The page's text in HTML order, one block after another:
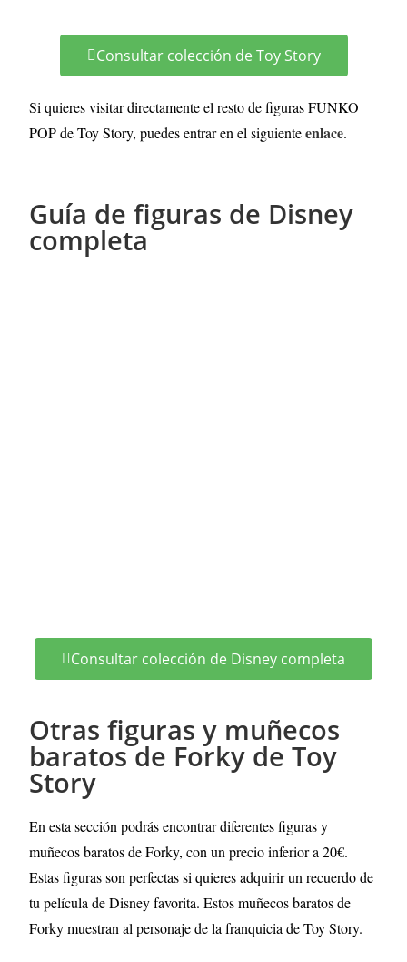
Consultar colección de Toy Story
Si quieres visitar directamente el resto de figuras FUNKO
POP de Toy Story, puedes entrar en el siguienteenlace.
Guía de figuras de Disney
completa
Consultar colección de Disney completa
Otras figuras y muñecos
baratos de Forky de Toy
Story
En esta sección podrás encontrar diferentes figuras y
muñecos baratos de Forky, con un precio inferior a 20€.
Estas figuras son perfectas si quieres adquirir un recuerdo de
tu película de Disney favorita.Estos muñecos baratos de
Forky muestran al personaje de la franquicia de Toy Story.